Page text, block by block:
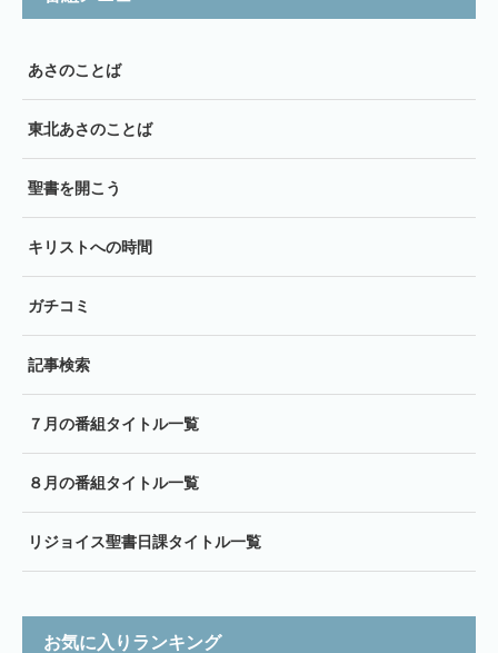
あさのことば
東北あさのことば
聖書を開こう
キリストへの時間
ガチコミ
記事検索
７月の番組タイトル一覧
８月の番組タイトル一覧
リジョイス聖書日課タイトル一覧
お気に入りランキング